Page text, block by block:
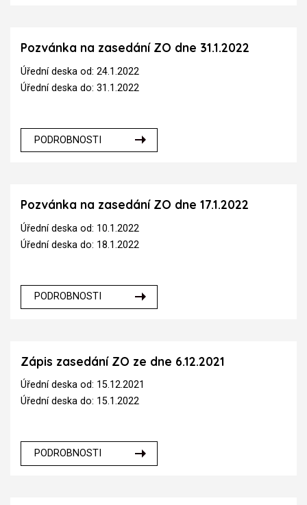
Pozvánka na zasedání ZO dne 31.1.2022
Úřední deska od: 24.1.2022
Úřední deska do: 31.1.2022
PODROBNOSTI
Pozvánka na zasedání ZO dne 17.1.2022
Úřední deska od: 10.1.2022
Úřední deska do: 18.1.2022
PODROBNOSTI
Zápis zasedání ZO ze dne 6.12.2021
Úřední deska od: 15.12.2021
Úřední deska do: 15.1.2022
PODROBNOSTI